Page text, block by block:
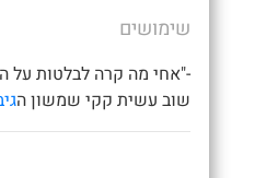
שימושים
-"אחי מה קרה לבלטות על
שוב עשית קקי שמשון ה